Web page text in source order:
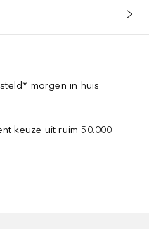
morgen in huis
keuze uit ruim 50.000